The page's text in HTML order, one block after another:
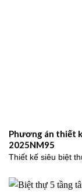
Phương án thiết
2025NM95
Thiết kế siêu biệt